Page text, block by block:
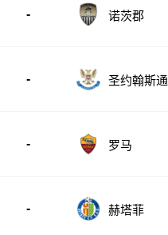
- 诺茨郡
- 圣约翰斯通
- 罗马
- 赫塔菲